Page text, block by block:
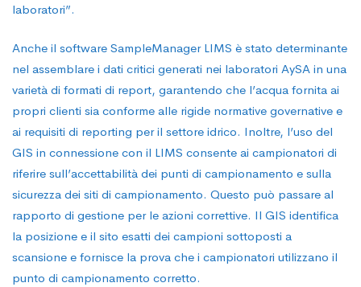
laboratori”.
Anche il software SampleManager LIMS è stato determinante
nel assemblare i dati critici generati nei laboratori AySA in una
varietà di formati di report, garantendo che l’acqua fornita ai
propri clienti sia conforme alle rigide normative governative e
ai requisiti di reporting per il settore idrico. Inoltre, l’uso del
GIS in connessione con il LIMS consente ai campionatori di
riferire sull’accettabilità dei punti di campionamento e sulla
sicurezza dei siti di campionamento. Questo può passare al
rapporto di gestione per le azioni correttive. Il GIS identifica
la posizione e il sito esatti dei campioni sottoposti a
scansione e fornisce la prova che i campionatori utilizzano il
punto di campionamento corretto.